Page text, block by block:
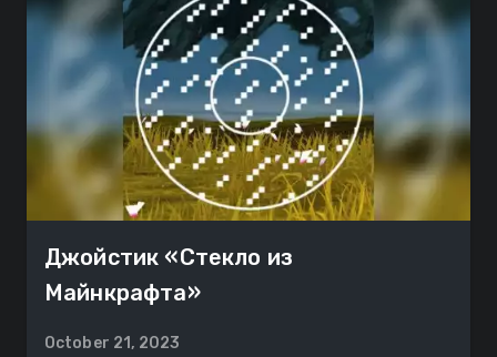
Джойстик «Стекло из
Майнкрафта»
October 21, 2023